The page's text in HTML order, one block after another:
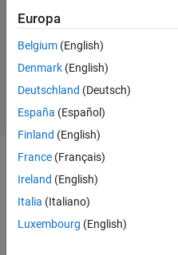
Aggiornato
8 Lug 2020
Visualizzazioni
(30 giorni)
Europa
Belgium (English)
Denmark (English)
Deutschland (Deutsch)
España (Español)
Finland (English)
France (Français)
Ireland (English)
Italia (Italiano)
Luxembourg (English)